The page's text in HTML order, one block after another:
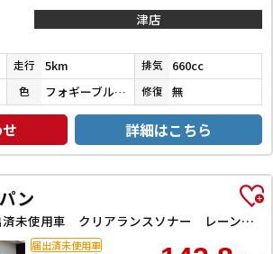
津店
走行 5km 排気 660cc
色 フォギーブルーパールメタリック 修復 無
詳細はこちら
ン
ハイブリッドG 届出済未使用車 クリアランスソナー レーンアシスト 衝突被害軽減システム スマートキー アイドリングストップ 電動格納ミラー シートヒーター ベンチシート CVT 盗難防止システム ABS ESC
届出済未使用車